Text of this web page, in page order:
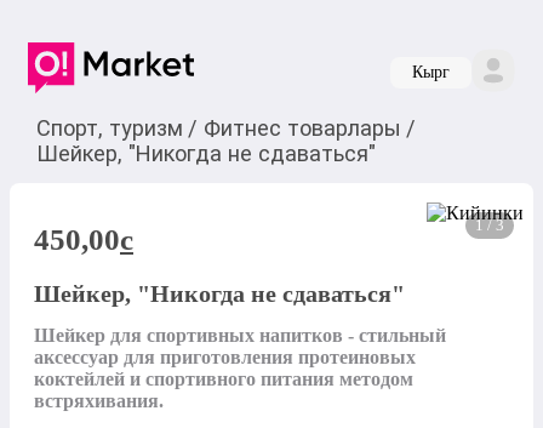
Кырг
Спорт, туризм / Фитнес товарлары /
Шейкер, "Никогда не сдаваться"
1 / 3
450,00c
Шейкер, "Никогда не сдаваться"
Шейкер для спортивных напитков - стильный
аксессуар для приготовления протеиновых
коктейлей и спортивного питания методом
встряхивания.